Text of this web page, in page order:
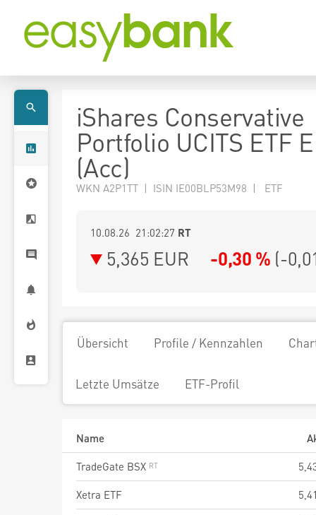
iShares Conservative
Portfolio UCITS ETF
(Acc)
WKN A2P1TT | ISIN IE00BLP53M98 | ETF
10.08.26 21:02:27 RT
5,365 EUR -0,30 % (-
Übersicht Profile / Kennzahlen
Letzte Umsätze ETF-Profil
Name
TradeGate BSX
Xetra ETF